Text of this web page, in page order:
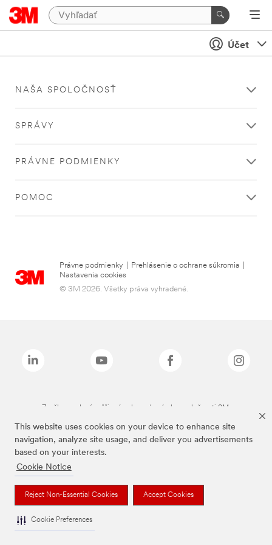
This website uses cookies on your device to enhance site
navigation, analyze site usage, and deliver you advertisements
based on your interests.
Cookie Notice
Reject Non-Essential Cookies Accept Cookies
Cookie Preferences
Účet
NAŠA SPOLOČNOSŤ
SPRÁVY
PRÁVNE PODMIENKY
POMOC
Právne podmienky Prehlásenie o ochrane súkromia
Nastavenia cookies
© 3M 2026. Všetky práva vyhradené.
Značky uvedené vyššie sú ochranné známky spoločnosti 3M.